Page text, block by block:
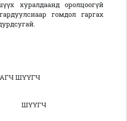
хуралдаанд оролцоогүй
гомдол гаргах
ШҮҮГЧ